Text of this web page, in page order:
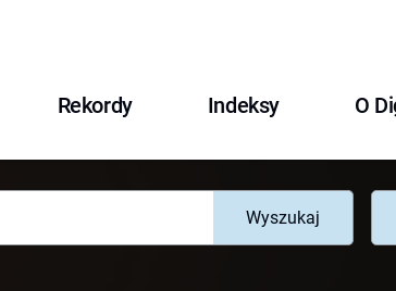
Rekordy Indeksy O
Wyszukaj